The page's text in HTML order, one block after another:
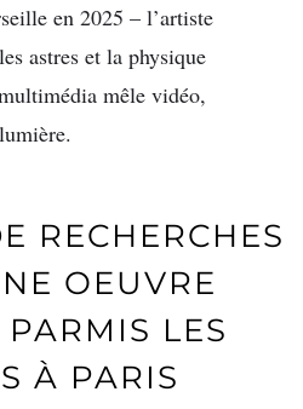
en 2025 – l’artiste
astres et la physique
mêle vidéo,
RECHERCHES
OEUVRE
LES
À PARIS